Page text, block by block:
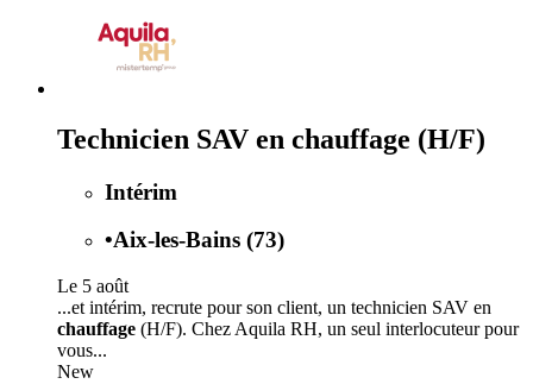
Technicien SAV en chauffage (H/F)
Intérim
•Aix-les-Bains (73)
Le 5 août
...et intérim, recrute pour son client, un technicien SAV en
chauffage (H/F). Chez Aquila RH, un seul interlocuteur pour
vous...
New